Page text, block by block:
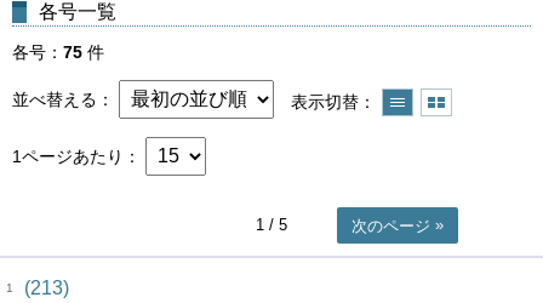
各号一覧
各号 75 件
並べ替える 表示切替
1ページあたり
1 / 5 次のページ
1 (213)